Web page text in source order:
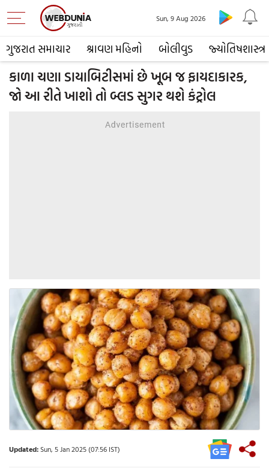
ગુજરાત સમાચાર શ્રાવણ મહિનો બોલીવુડ જ્યોતિષશાસ્ત્ર
Sun, 9 Aug 2026
કાળા ચણા ડાયાબિટીસમાં છે ખૂબ જ ફાયદાકારક,
જો આ રીતે ખાશો તો બ્લડ સુગર થશે કંટ્રોલ
Updated:Sun, 5 Jan 2025 (07:56 IST)